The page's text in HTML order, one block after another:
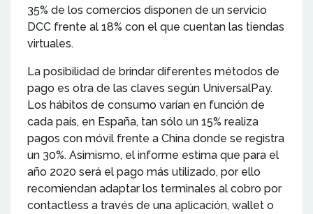
35% de los comercios disponen de un servicio
DCC frente al 18% con el que cuentan las tiendas
virtuales.
La posibilidad de brindar diferentes métodos de
pago es otra de las claves según UniversalPay.
Los hábitos de consumo varían en función de
cada país, en España, tan sólo un 15% realiza
pagos con móvil frente a China donde se registra
un 30%. Asimismo, el informe estima que para el
año 2020 será el pago más utilizado, por ello
recomiendan adaptar los terminales al cobro por
contactless a través de una aplicación, wallet o